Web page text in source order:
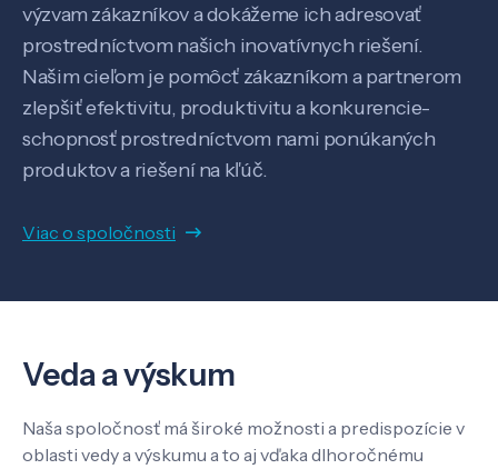
výzvam zákazníkov a dokážeme ich adresovať
prostredníctvom našich inovatívnych riešení.
Našim cieľom je pomôcť zákazníkom a partnerom
zlepšiť efektivitu, produktivitu a konkurencie-
schopnosť prostredníctvom nami ponúkaných
produktov a riešení na kľúč.
Viac o spoločnosti
Veda a výskum
Naša spoločnosť má široké možnosti a predispozície v
oblasti vedy a výskumu a to aj vďaka dlhoročnému